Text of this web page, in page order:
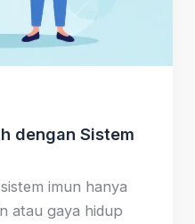
dengan Sistem
imun hanya
atau gaya hidup